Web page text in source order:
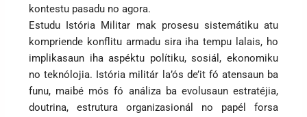
kontestu pasadu no agora.
Estudu Istória Militar mak prosesu sistemátiku atu
kompriende konflitu armadu sira iha tempu lalais, ho
implikasaun iha aspéktu polítiku, sosiál, ekonomiku
no teknólojia. Istória militár la’ós de’it fó atensaun ba
funu, maibé mós fó análiza ba evolusaun estratéjia,
doutrina, estrutura organizasionál no papél forsa